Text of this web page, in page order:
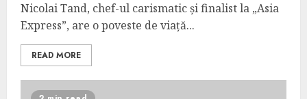
Nicolai Tand, chef-ul carismatic și finalist la „Asia
Express”, are o poveste de viață...
READ MORE